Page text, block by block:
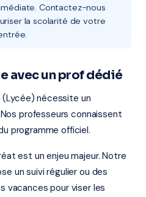
Contactez-nous
la scolarité de votre
avec un prof dédié
nécessite un
professeurs connaissent
programme officiel.
est un enjeu majeur. Notre
un suivi régulier ou des
vacances pour viser les